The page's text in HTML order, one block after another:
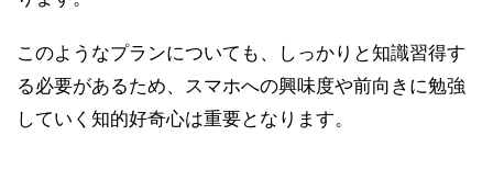
このようなプランについても、しっかりと知識習得す
る必要があるため、スマホへの興味度や前向きに勉強
していく知的好奇心は重要となります。